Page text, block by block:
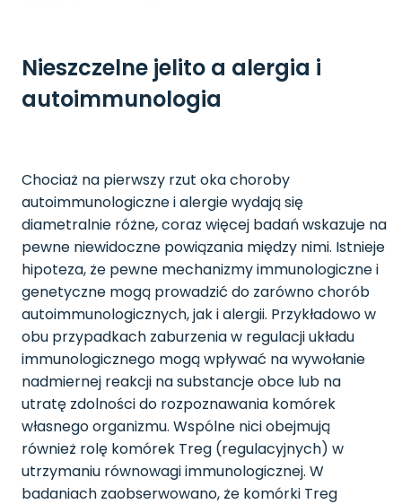
Nieszczelne jelito a alergia i
autoimmunologia
Chociaż na pierwszy rzut oka choroby
autoimmunologiczne i alergie wydają się
diametralnie różne, coraz więcej badań wskazuje na
pewne niewidoczne powiązania między nimi. Istnieje
hipoteza, że pewne mechanizmy immunologiczne i
genetyczne mogą prowadzić do zarówno chorób
autoimmunologicznych, jak i alergii. Przykładowo w
obu przypadkach zaburzenia w regulacji układu
immunologicznego mogą wpływać na wywołanie
nadmiernej reakcji na substancje obce lub na
utratę zdolności do rozpoznawania komórek
własnego organizmu. Wspólne nici obejmują
również rolę komórek Treg (regulacyjnych) w
utrzymaniu równowagi immunologicznej. W
badaniach zaobserwowano, że komórki Treg